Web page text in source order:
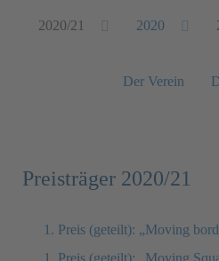
2020/21 2020
Der Verein
Preisträger 2020/21
1. Preis (geteilt): „Moving
1. Preis (geteilt): „Moving